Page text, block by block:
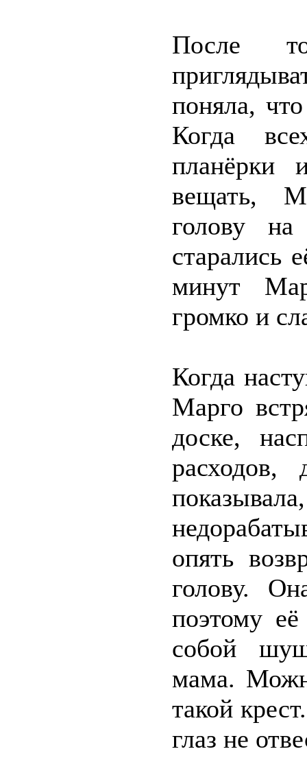
После
поняла,
Когда
планёрки
вещать,
голову
старались
минут
громко и
Когда
Марго
доске,
расходов,
опять
голову.
поэтому
собой
мама.
такой
глаз не